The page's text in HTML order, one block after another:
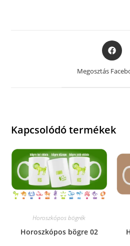
Opens
in
a
Megosztás
Kapcsolódó termékek
Horoszkópos bögrék
Horoszkópos bögre 02